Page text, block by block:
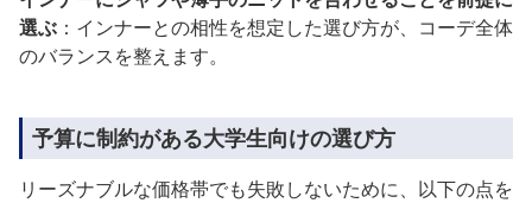
選ぶ ：インナーとの相性を想定した選び方が、コーデ全体
のバランスを整えます。
予算に制約がある大学生向けの選び方
リーズナブルな価格帯でも失敗しないために、以下の点を